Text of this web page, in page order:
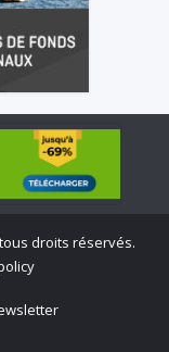
droits réservés.